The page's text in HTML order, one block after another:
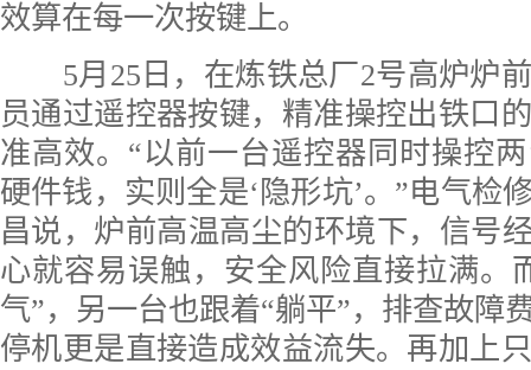
效算在每一次按键上。
5月25日，在炼铁总厂2号高炉炉
员通过遥控器按键，精准操控出铁口
准高效。“以前一台遥控器同时操控
硬件钱，实则全是‘隐形坑’。”电气检
昌说，炉前高温高尘的环境下，信号
心就容易误触，安全风险直接拉满。
气”，另一台也跟着“躺平”，排查故障
停机更是直接造成效益流失。再加上